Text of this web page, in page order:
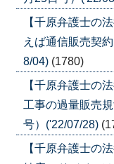
【千原弁護士
えば通信販売契
8/04) (1780)
【千原弁護士
工事の過量販売
号）('22/07/28)
【千原弁護士